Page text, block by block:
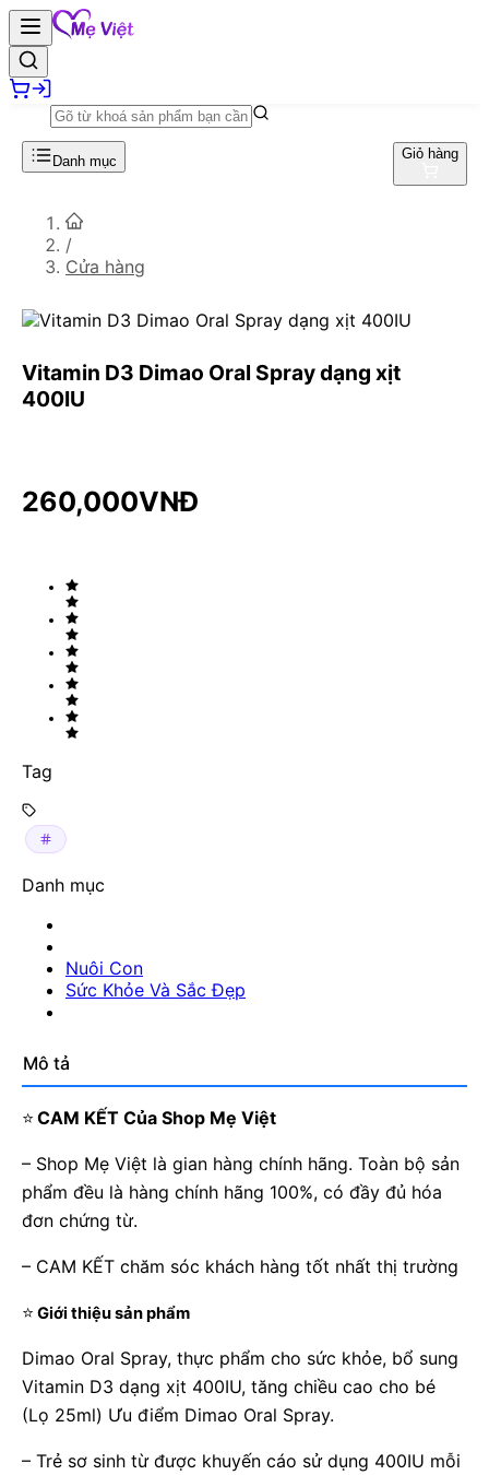
Danh mục Giỏ hàng
/
Cửa hàng
Vitamin D3 Dimao Oral Spray dạng xịt
400IU
260,000VNĐ
Tag
Danh mục
Nuôi Con
Sức Khỏe Và Sắc Đẹp
Mô tả
⭐ CAM KẾT Của Shop Mẹ Việt
– Shop Mẹ Việt là gian hàng chính hãng. Toàn bộ sản
phẩm đều là hàng chính hãng 100%, có đầy đủ hóa
đơn chứng từ.
– CAM KẾT chăm sóc khách hàng tốt nhất thị trường
⭐ Giới thiệu sản phẩm
Dimao Oral Spray, thực phẩm cho sức khỏe, bổ sung
Vitamin D3 dạng xịt 400IU, tăng chiều cao cho bé
(Lọ 25ml) Ưu điểm Dimao Oral Spray.
– Trẻ sơ sinh từ được khuyến cáo sử dụng 400IU mỗi